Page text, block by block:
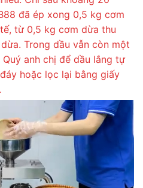
đã ép xong 0,5 kg cơm
từ 0,5 kg cơm dừa thu
Trong dầu vẫn còn một
anh chị để dầu lắng tự
hoặc lọc lại bằng giấy